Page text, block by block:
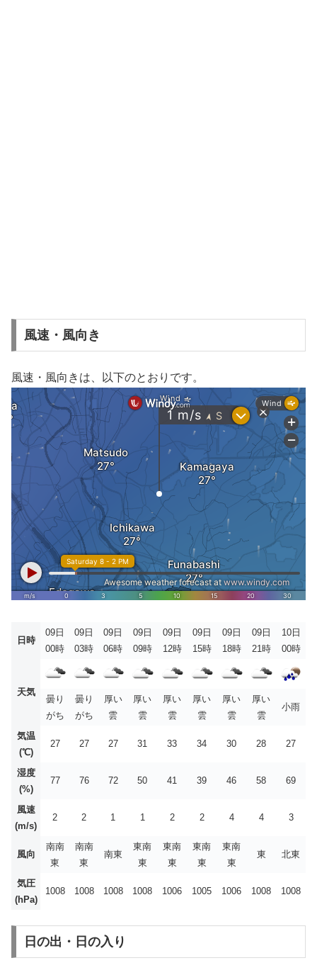
風速・風向き
風速・風向きは、以下のとおりです。
日時
09日
00時
09日
03時
09日
06時
09日
09時
09日
12時
09日
15時
09日
18時
09日
21時
10日
00時
天気
曇り
がち
曇り
がち
厚い
雲
厚い
雲
厚い
雲
厚い
雲
厚い
雲
厚い
雲
小雨
気温
(℃)
27 27 27 31 33 34 30 28 27
湿度
(%)
77 76 72 50 41 39 46 58 69
風速
(m/s)
2 2 1 1 2 2 4 4 3
風向
南南
東
南南
東
南東
東南
東
東南
東
東南
東
東南
東
東 北東
気圧
(hPa)
1008 1008 1008 1008 1006 1005 1006 1008 1008
日の出・日の入り